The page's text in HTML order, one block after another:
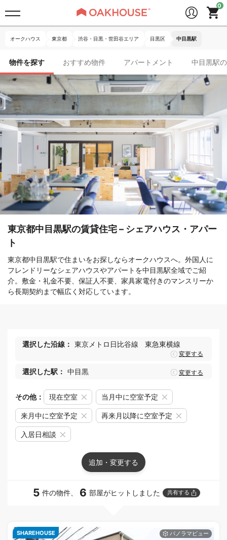
オークハウス 東京都 渋谷・目黒・世田谷エリア 目黒区 中目黒駅
物件を探す おすすめ物件 アパートメント 中目黒駅
東京都中目黒駅の賃貸住宅 – シェアハウス・アパー
ト
東京都中目黒駅で住まいをお探しならオークハウスへ。外国人に
フレンドリーなシェアハウスやアパートを中目黒駅全域でご紹
介。敷金・礼金不要、保証人不要、家具家電付きのマンスリーか
ら長期契約まで幅広く対応しています。
選択した沿線： 東京メトロ日比谷線 東急東横線
変更する
選択した駅： 中目黒 変更する
その他： 現在空室 当月中に空室予定
来月中に空室予定 再来月以降に空室予定
入居日相談
追加・変更する
5 件の物件、 6 部屋がヒットしました 共有する
SHAREHOUSE